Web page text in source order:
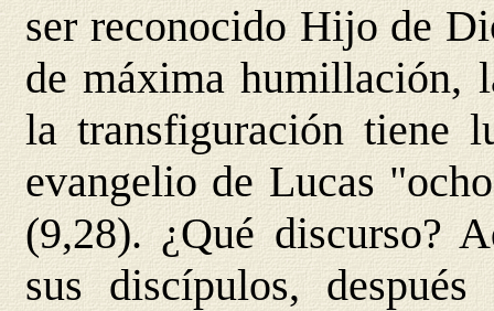
ser reconocido Hijo de
de máxima humillación,
la transfiguración tiene
evangelio de Lucas
(9,28). ¿Qué discurso?
sus discípulos,